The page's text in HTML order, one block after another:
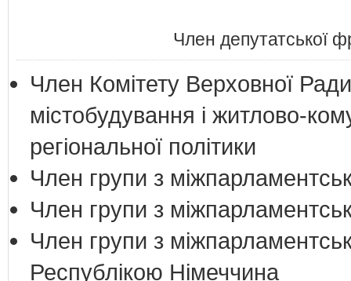
Член депутатської
Член Комітету Верховної
містобудування і житлово-
регіональної політики
Член групи з
Член групи з
Член групи з
Республікою Німеччина